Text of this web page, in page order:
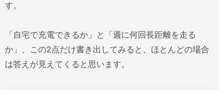
す。
「自宅で充電できるか」と「週に何回長距離を走る
か」、この2点だけ書き出してみると、ほとんどの場合
は答えが見えてくると思います。